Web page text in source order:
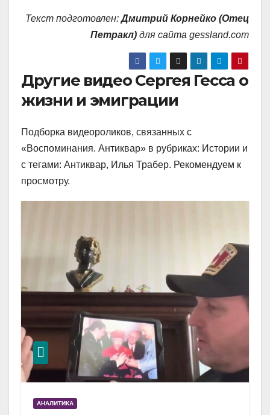
Текст подготовлен:Дмитрий Корнейко (Отец
Петракл) для сайта gessland.com
Другие видео Сергея Гесса о
жизни и эмиграции
Подборка видеороликов, связанных с
«Воспоминания. Антиквар» в рубриках: Истории и
с тегами: Антиквар, Илья Трабер. Рекомендуем к
просмотру.
АНАЛИТИКА